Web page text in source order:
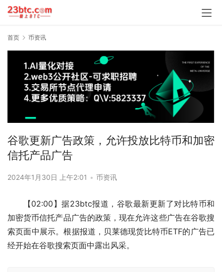
首页 币资讯
谷歌更新广告政策，允许投放比特币和加密
信托产品广告
2024年1月30日 上午2:01 • 币资讯
【02:00】据23btc报道，谷歌最新更新了对比特币和
加密货币信托产品广告的政策，现在允许这些广告在谷歌搜
索页面中展示。根据报道，贝莱德现货比特币ETF的广告已
经开始在谷歌搜索页面中露出风采。